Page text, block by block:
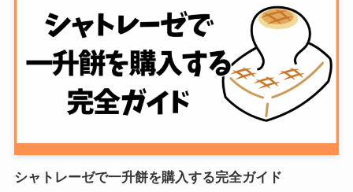
シャトレーゼで一升餅を購入する完全ガイド